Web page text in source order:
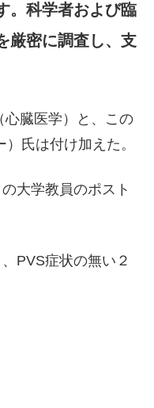
。科学者および臨
厳密に調査し、支
心臓医学）と、この
氏は付け加えた。
大学教員のポスト
PVS症状の無い２